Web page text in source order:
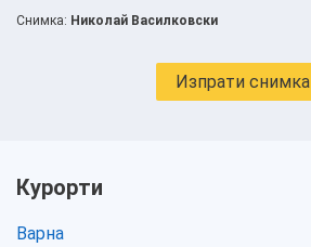
Снимка: Николай Василковски
Изпрати снимка
Курорти
Варна